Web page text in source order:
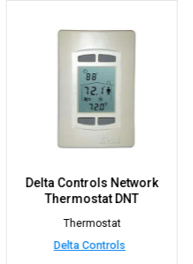
RS-1100 Series
Command Module
Thermostat
Johnson Controls